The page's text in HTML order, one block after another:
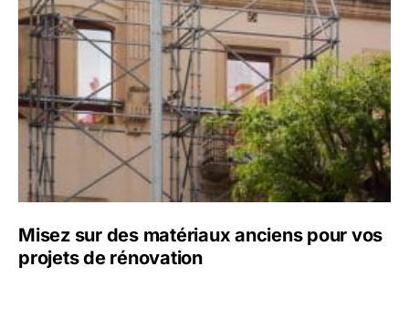
Misez sur des matériaux anciens pour vos
projets de rénovation